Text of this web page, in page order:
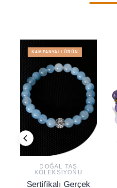
KAMPANYALI ÜRÜN
DOĞAL TAŞ
KOLEKSIYONU
Sertifikalı Gerçek